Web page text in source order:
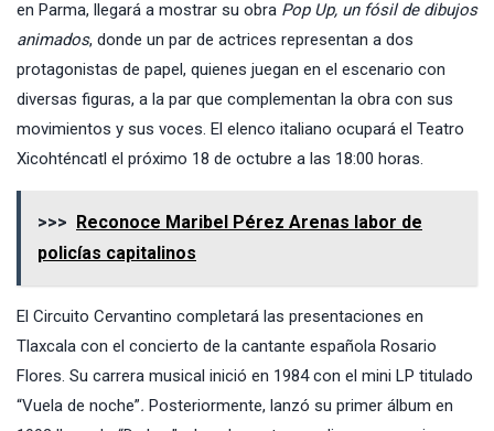
en Parma, llegará a mostrar su obra Pop Up, un fósil de dibujos
animados, donde un par de actrices representan a dos
protagonistas de papel, quienes juegan en el escenario con
diversas figuras, a la par que complementan la obra con sus
movimientos y sus voces. El elenco italiano ocupará el Teatro
Xicohténcatl el próximo 18 de octubre a las 18:00 horas.
>>> Reconoce Maribel Pérez Arenas labor de
policías capitalinos
El Circuito Cervantino completará las presentaciones en
Tlaxcala con el concierto de la cantante española Rosario
Flores. Su carrera musical inició en 1984 con el mini LP titulado
“Vuela de noche”. Posteriormente, lanzó su primer álbum en